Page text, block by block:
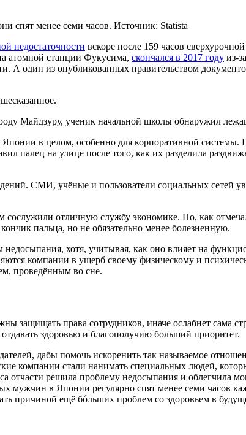
спят менее семи часов. Источник: Statista
недостаточности вскоре после 159 часов
атомной станции Фукусима, скончался в 2017 году из-
А один из опубликованных правительством
Майдзуру, ученик начальной школы обнаружил
в целом, особенно для корпоративной системы.
палец на улице после того, как их разделила
СМИ, учёные и пользователи социальных сетей
отличную службу экономике. Но, как
пальца, но не обязательно менее болезненную.
хотя, учитывая, как оно влияет на
компании в ущерб своему физическому и
проведённым во сне.
защищать права сотрудников, иначе ослабнет сама
здоровью и благополучию больший приоритет.
дабы помочь искоренить так называемое
компании стали нанимать специальных людей,
отчасти решила проблему недосыпания и облегчила
мужчин в Японии регулярно спят менее семи часов
причиной ещё бóльших проблем со здоровьем в